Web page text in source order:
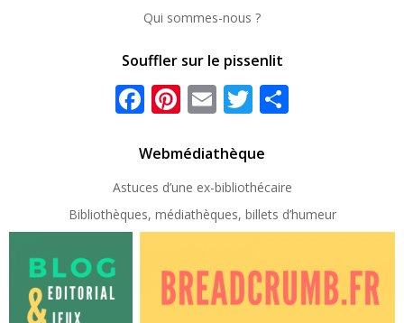
Qui sommes-nous ?
Souffler sur le pissenlit
Facebook
Pinterest
EmailTwitter
Webmédiathèque
Astuces d’une ex-bibliothécaire
Bibliothèques, médiathèques, billets d’humeur